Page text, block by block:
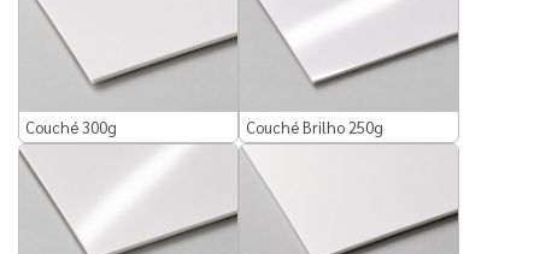
Couché 300g Couché Brilho 250g